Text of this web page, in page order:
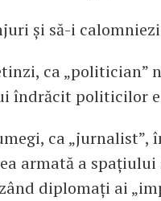
și să-i
ca „politician”
îndrăcit politicilor
ca
armată a
diplomați ai